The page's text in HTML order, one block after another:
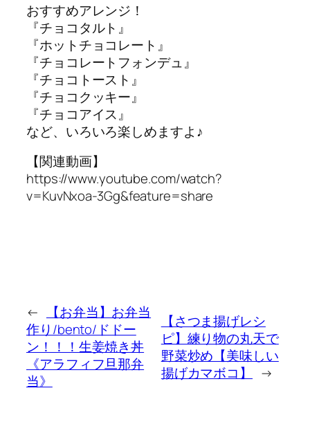
おすすめアレンジ！
『チョコタルト』
『ホットチョコレート』
『チョコレートフォンデュ』
『チョコトースト』
『チョコクッキー』
『チョコアイス』
など、いろいろ楽しめますよ♪
【関連動画】
https://www.youtube.com/watch?
v=KuvNxoa-3Gg&feature=share
←
【お弁当】お弁当
作り/bento/ドドー
ン！！！生姜焼き丼
《アラフィフ旦那弁
当》
【さつま揚げレシ
ピ】練り物の丸天で
野菜炒め【美味しい
揚げカマボコ】
→